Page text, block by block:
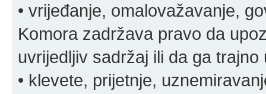
• vrijeđanje, omalovažavanje,
Komora zadržava pravo da
uvrijedljiv sadržaj ili da ga trajno
• klevete, prijetnje,